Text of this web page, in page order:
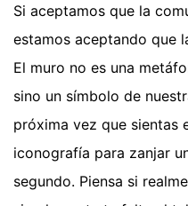
Si aceptamos que la
estamos aceptando que
El muro no es una
sino un símbolo de
próxima vez que sientas
iconografía para zanjar
segundo. Piensa si